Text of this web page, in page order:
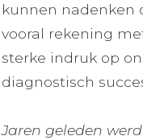
kunnen nadenken
vooral rekening
sterke indruk op
diagnostisch
Jaren geleden